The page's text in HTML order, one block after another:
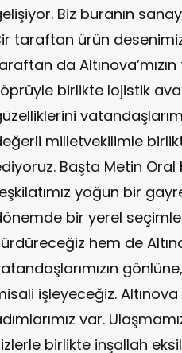
Biz buranın
taraftan ürün
da
birlikte lojistik
milletvekilimle
Başta Metin Oral
yoğun bir
bir yerel
hem de
işleyeceğiz.
var.
birlikte inşallah